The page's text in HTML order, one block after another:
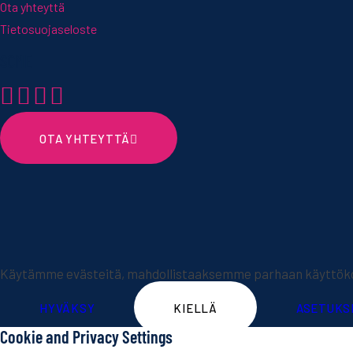
Ota yhteyttä
Tietosuojaseloste
OTA YHTEYTTÄ
Käytämme evästeitä, mahdollistaaksemme parhaan
HYVÄKSY KIELLÄ
Cookie and Privacy Settings